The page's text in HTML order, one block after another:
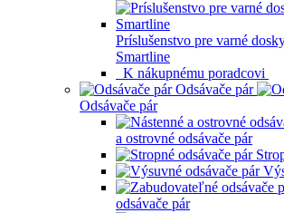
Príslušenstvo pre varné
Smartline
K nákupnému poradcovi
Odsávače pár
Odsávače pár
a ostrovné odsávače pár
odsávače pár